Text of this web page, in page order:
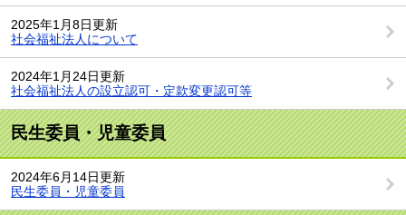
2025年1月8日更新
社会福祉法人について
2024年1月24日更新
社会福祉法人の設立認可・定款変更認可等
民生委員・児童委員
2024年6月14日更新
民生委員・児童委員